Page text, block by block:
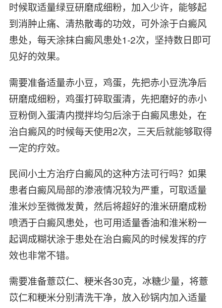
时候取适量绿豆研磨成细粉，加入少许，能够起
到消肿止痛、清热散毒的功效，可外涂于白癜风
患处，每天涂抹白癜风患处1-2次，坚持数日即可
见好的效果。
需要准备适量赤小豆，鸡蛋，先把赤小豆洗净后
研磨成细粉，鸡蛋打碎取蛋清，先把磨好的赤小
豆粉倒入蛋清内搅拌均匀后涂于白癜风患处，在
治白癜风的时候每天使用2次，三天后就能够取得
一定的疗效。
民间小土方治疗白癜风的这种方法可行吗？如果
患者白癜风局部的渗液情况较为严重，可取适量
淮米炒至微微发黄，然后将超好的淮米研磨成粉
喷洒于白癜风患处，也可用适量香油和淮米粉一
起调成糊状涂于患处在治白癜风的时候发挥的疗
效也非常不错。
需要准备薏苡仁、粳米各30克，冰糖少量，将薏
苡仁和粳米分别清洗干净，放入砂锅内加入适量